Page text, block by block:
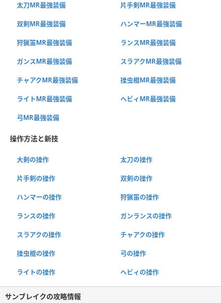
太刀MR最強装備 片手剣MR最強装備
双剣MR最強装備 ハンマーMR最強装備
狩猟笛MR最強装備 ランスMR最強装備
ガンスMR最強装備 スラアクMR最強装備
チャアクMR最強装備 操虫棍MR最強装備
ライトMR最強装備 ヘビィMR最強装備
弓MR最強装備
操作方法と新技
大剣の操作 太刀の操作
片手剣の操作 双剣の操作
ハンマーの操作 狩猟笛の操作
ランスの操作 ガンランスの操作
スラアクの操作 チャアクの操作
操虫棍の操作 弓の操作
ライトの操作 ヘビィの操作
サンブレイクの攻略情報